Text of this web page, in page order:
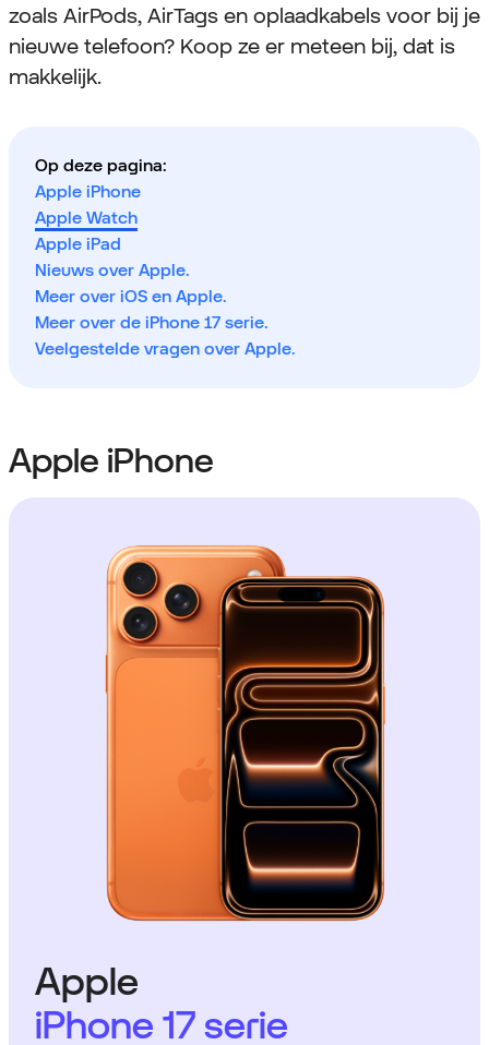
zoals AirPods, AirTags en oplaadkabels voor bij je
nieuwe telefoon? Koop ze er meteen bij, dat is
makkelijk.
Op deze pagina:
Apple iPhone
Apple Watch
Apple iPad
Nieuws over Apple.
Meer over iOS en Apple.
Meer over de iPhone 17 serie.
Veelgestelde vragen over Apple.
Apple iPhone
Apple
iPhone 17 serie